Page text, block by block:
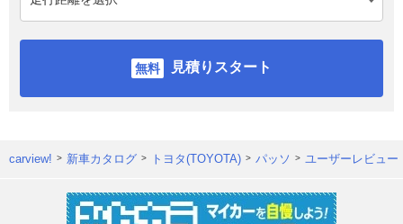
見積りスタート
carview! 新車カタログ トヨタ(TOYOTA) パッソ ユーザーレビュー